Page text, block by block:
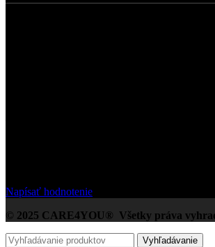
Napísať hodnotenie
© 2025 CARE4YOU® Všetky práva
Vyhľadávanie